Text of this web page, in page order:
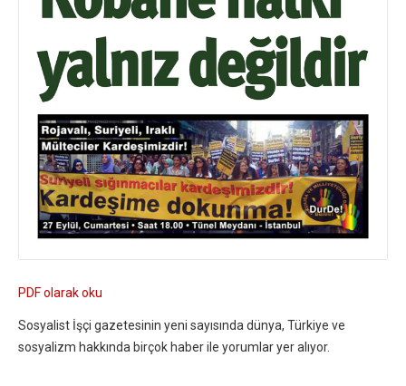
PDF olarak oku
Sosyalist İşçi gazetesinin yeni sayısında dünya, Türkiye ve
sosyalizm hakkında birçok haber ile yorumlar yer alıyor.